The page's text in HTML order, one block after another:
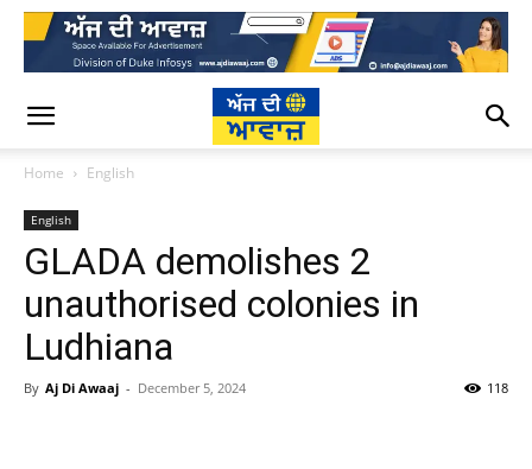
Home English
English
GLADA demolishes 2
unauthorised colonies in
Ludhiana
By Aj Di Awaaj - December 5, 2024 118